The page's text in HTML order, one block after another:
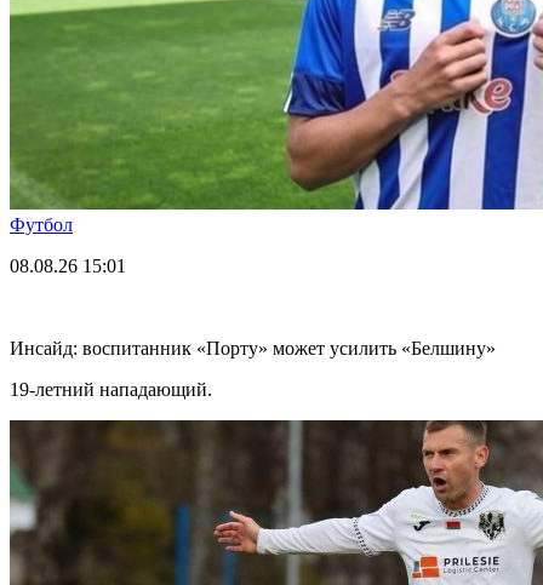
Футбол
08.08.26 15:01
Инсайд: воспитанник «Порту» может усилить «Белшину»
19-летний нападающий.